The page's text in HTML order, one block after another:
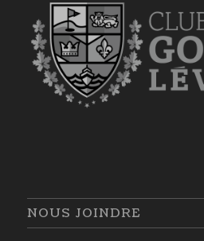
NOUS JOINDRE